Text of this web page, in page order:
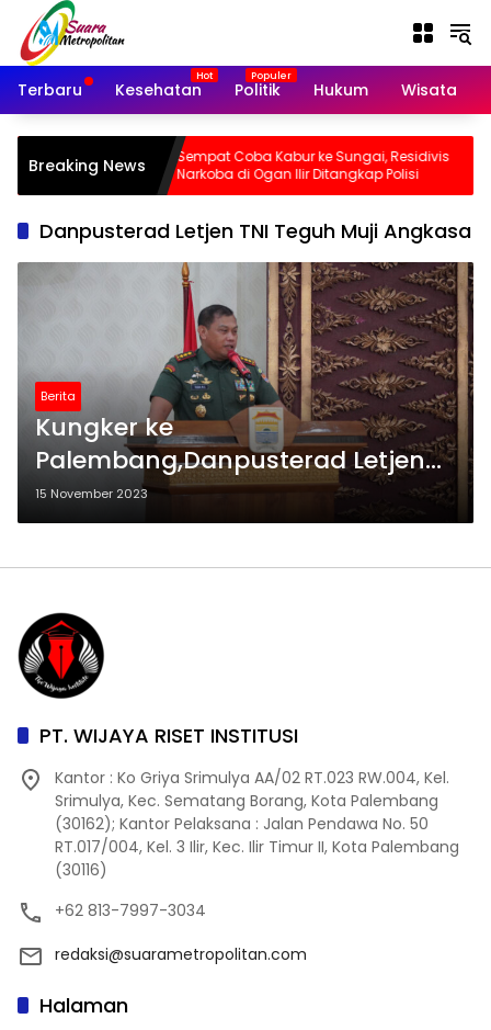
Langsung
konten
Terbaru
Kesehatan Politik Hukum Wisata
Breaking News
Palembang
Waktu
Sempat Coba Kabur ke Sungai, Residivis
Narkoba di Ogan Ilir Ditangkap Polisi
Danpusterad Letjen TNI Teguh Muji Angkasa
Berita
Kungker ke
Palembang,Danpusterad Letjen
TNI Teguh Muji Angkasa Beri
Arahan ke Prajurit Kodim
0418/Palembang
15 November 2023
PT. WIJAYA RISET INSTITUSI
Kantor : Ko Griya Srimulya AA/02 RT.023 RW.004, Kel.
Srimulya, Kec. Sematang Borang, Kota Palembang
(30162); Kantor Pelaksana : Jalan Pendawa No. 50
RT.017/004, Kel. 3 Ilir, Kec. Ilir Timur II, Kota Palembang
(30116)
+62 813-7997-3034
redaksi@suarametropolitan.com
Halaman